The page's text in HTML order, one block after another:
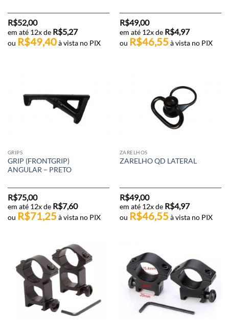
R$52,00
em até 12x de R$5,27
ou R$49,40 à vista no PIX
R$49,00
em até 12x de R$4,97
ou R$46,55 à vista no PIX
GRIPS
GRIP (FRONTGRIP)
ANGULAR – PRETO
R$75,00
em até 12x de R$7,60
ou R$71,25 à vista no PIX
ZARELHOS
ZARELHO QD LATERAL
R$49,00
em até 12x de R$4,97
ou R$46,55 à vista no PIX